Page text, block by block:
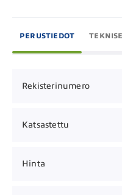
PERUSTIEDOT
Rekisterinumero
Katsastettu
Hinta